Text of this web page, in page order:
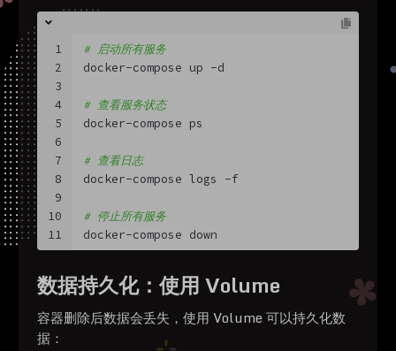
1
2
3
4
5
6
7
8
9
10
11
# 启动所有服务
docker-compose up -d
# 查看服务状态
docker-compose ps
# 查看日志
docker-compose logs -f
# 停止所有服务
docker-compose down
数据持久化：使用 Volume
容器删除后数据会丢失，使用 Volume 可以持久化数
据：